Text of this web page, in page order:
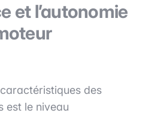
et l’autonomie
caractéristiques des
est le niveau